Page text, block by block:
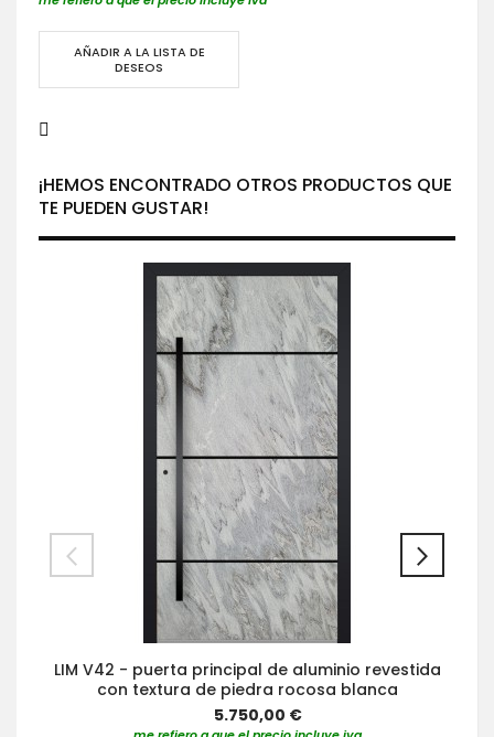
AÑADIR A LA LISTA DE
DESEOS
¡HEMOS ENCONTRADO OTROS PRODUCTOS QUE
TE PUEDEN GUSTAR!
LIM V42 - puerta principal de aluminio revestida
con textura de piedra rocosa blanca
5.750,00 €